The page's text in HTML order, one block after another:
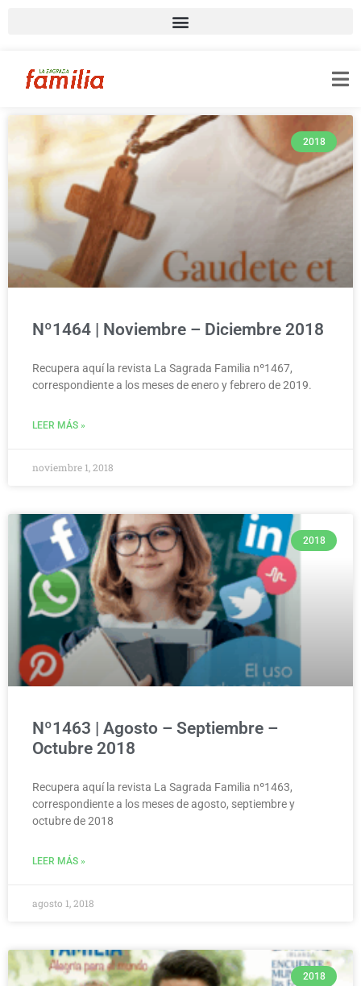
2018
Nº1464 | Noviembre – Diciembre 2018
Recupera aquí la revista La Sagrada Familia nº1467,
correspondiente a los meses de enero y febrero de 2019.
LEER MÁS »
noviembre 1, 2018
2018
Nº1463 | Agosto – Septiembre –
Octubre 2018
Recupera aquí la revista La Sagrada Familia nº1463,
correspondiente a los meses de agosto, septiembre y
octubre de 2018
LEER MÁS »
agosto 1, 2018
2018